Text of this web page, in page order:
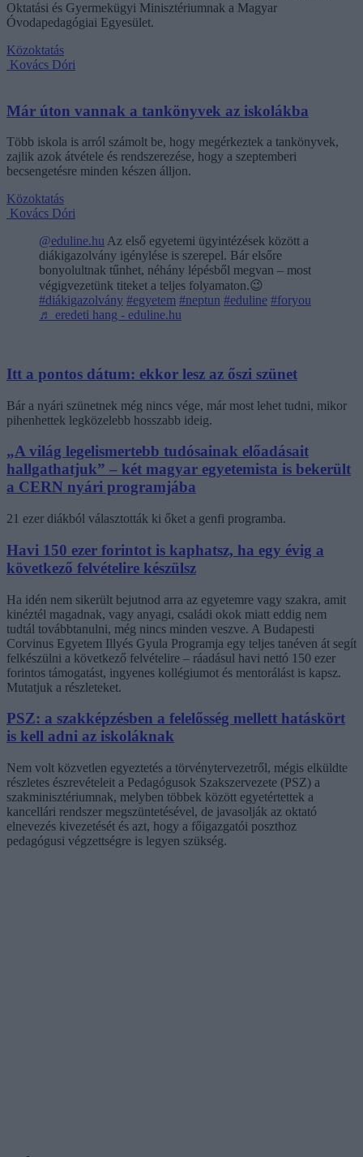
Oktatási és Gyermekügyi Minisztériumnak a Magyar
Óvodapedagógiai Egyesület.
Közoktatás
Kovács Dóri
Már úton vannak a tankönyvek az iskolákba
Több iskola is arról számolt be, hogy megérkeztek a tankönyvek,
zajlik azok átvétele és rendszerezése, hogy a szeptemberi
becsengetésre minden készen álljon.
Közoktatás
Kovács Dóri
@eduline.hu Az első egyetemi ügyintézések között a
diákigazolvány igénylése is szerepel. Bár elsőre
bonyolultnak tűnhet, néhány lépésből megvan – most
végigvezetünk titeket a teljes folyamaton.😉
#diákigazolvány #egyetem #neptun #eduline #foryou
♬ eredeti hang - eduline.hu
Itt a pontos dátum: ekkor lesz az őszi szünet
Bár a nyári szünetnek még nincs vége, már most lehet tudni, mikor
pihenhettek legközelebb hosszabb ideig.
„A világ legelismertebb tudósainak előadásait
hallgathatjuk” – két magyar egyetemista is bekerült
a CERN nyári programjába
21 ezer diákból választották ki őket a genfi programba.
Havi 150 ezer forintot is kaphatsz, ha egy évig a
következő felvételire készülsz
Ha idén nem sikerült bejutnod arra az egyetemre vagy szakra, amit
kinéztél magadnak, vagy anyagi, családi okok miatt eddig nem
tudtál továbbtanulni, még nincs minden veszve. A Budapesti
Corvinus Egyetem Illyés Gyula Programja egy teljes tanéven át segít
felkészülni a következő felvételire – ráadásul havi nettó 150 ezer
forintos támogatást, ingyenes kollégiumot és mentorálást is kapsz.
Mutatjuk a részleteket.
PSZ: a szakképzésben a felelősség mellett hatáskört
is kell adni az iskoláknak
Nem volt közvetlen egyeztetés a törvénytervezetről, mégis elküldte
részletes észrevételeit a Pedagógusok Szakszervezete (PSZ) a
szakminisztériumnak, melyben többek között egyetértettek a
kancellári rendszer megszüntetésével, de javasolják az oktató
elnevezés kivezetését és azt, hogy a főigazgatói poszthoz
pedagógusi végzettségre is legyen szükség.